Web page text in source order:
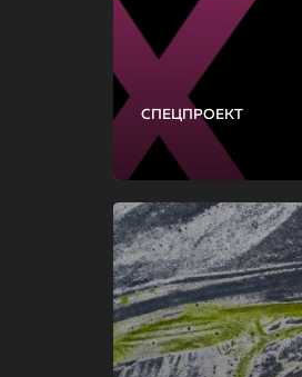
СПЕЦПРОЕКТ